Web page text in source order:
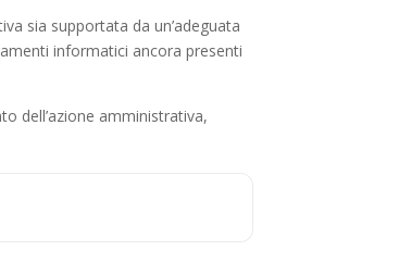
sia supportata da un’adeguata
informatici ancora presenti
dell’azione amministrativa,